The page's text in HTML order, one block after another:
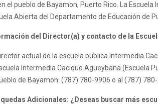
el pueblo de Bayamon, Puerto Rico. La
Abierta del Departamento de Educación de
del Director(a) y contacto de la
actual de la escuela publica Intermedia
Intermedia Cacique Agueybana (Escuela
de Bayamon: (787) 780-9906 o al (787)
Adicionales: ¿Deseas buscar más